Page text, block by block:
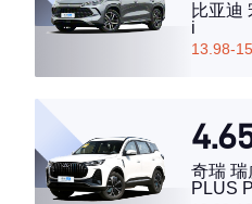
比亚迪
i
13.98-
奇瑞 瑞
PLUS